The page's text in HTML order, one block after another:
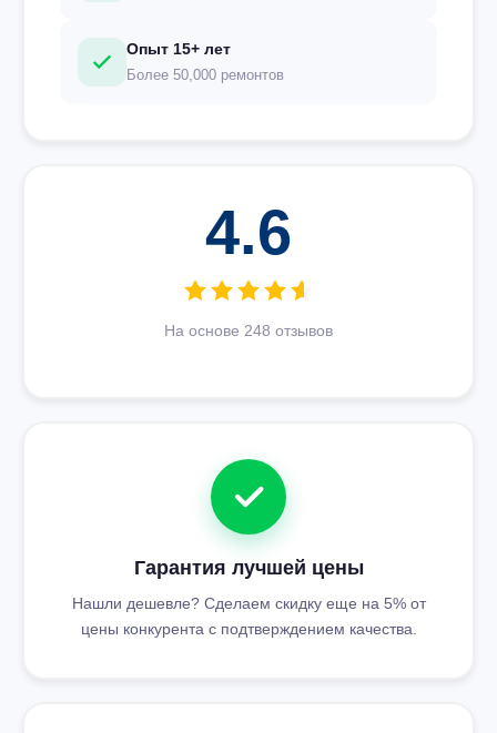
Опыт 15+ лет
Более 50,000 ремонтов
4.6
На основе 248 отзывов
Гарантия лучшей цены
Нашли дешевле? Сделаем скидку еще на 5% от
цены конкурента с подтверждением качества.